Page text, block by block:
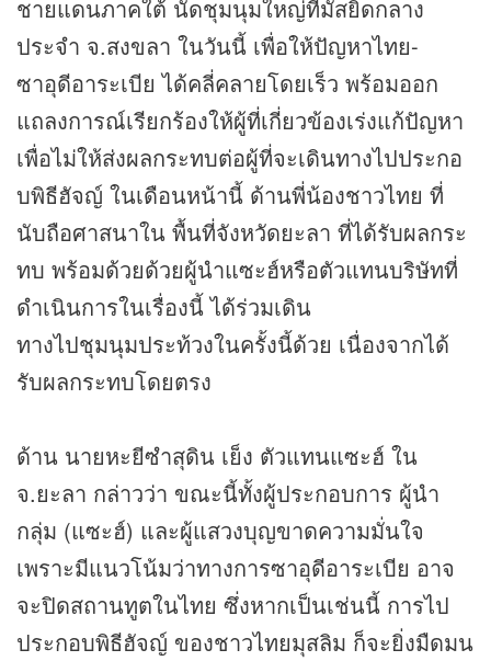
ชายแดนภาคใต้ นัดชุมนุมใหญ่ที่มัสยิดกลาง
ประจำ จ.สงขลา ในวันนี้ เพื่อให้ปัญหาไทย-
ซาอุดีอาระเบีย ได้คลี่คลายโดยเร็ว พร้อมออก
แถลงการณ์เรียกร้องให้ผู้ที่เกี่ยวข้องเร่งแก้ปัญหา
เพื่อไม่ให้ส่งผลกระทบต่อผู้ที่จะเดินทางไปประกอ
บพิธีฮัจญ์ ในเดือนหน้านี้ ด้านพี่น้องชาวไทย ที่
นับถือศาสนาใน พื้นที่จังหวัดยะลา ที่ได้รับผลกระ
ทบ พร้อมด้วยด้วยผู้นำแซะฮ์หรือตัวแทนบริษัทที่
ดำเนินการในเรื่องนี้ ได้ร่วมเดิน
ทางไปชุมนุมประท้วงในครั้งนี้ด้วย เนื่องจากได้
รับผลกระทบโดยตรง
ด้าน นายหะยีซำสุดิน เย็ง ตัวแทนแซะฮ์ ใน
จ.ยะลา กล่าวว่า ขณะนี้ทั้งผู้ประกอบการ ผู้นำ
กลุ่ม (แซะฮ์) และผู้แสวงบุญขาดความมั่นใจ
เพราะมีแนวโน้มว่าทางการซาอุดีอาระเบีย อาจ
จะปิดสถานทูตในไทย ซึ่งหากเป็นเช่นนี้ การไป
ประกอบพิธีฮัจญ์ ของชาวไทยมุสลิม ก็จะยิ่งมืดมน